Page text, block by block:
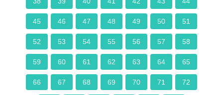
45 46 47 48 49 50 51
52 53 54 55 56 57 58
59 60 61 62 63 64 65
66 67 68 69 70 71 72